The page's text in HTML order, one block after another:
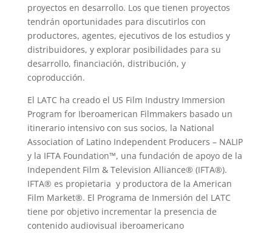
proyectos en desarrollo. Los que tienen proyectos
tendrán oportunidades para discutirlos con
productores, agentes, ejecutivos de los estudios y
distribuidores, y explorar posibilidades para su
desarrollo, financiación, distribución, y
coproducción.
El LATC ha creado el US Film Industry Immersion
Program for Iberoamerican Filmmakers basado un
itinerario intensivo con sus socios, la National
Association of Latino Independent Producers – NALIP
y la IFTA Foundation™, una fundación de apoyo de la
Independent Film & Television Alliance® (IFTA®).
IFTA® es propietaria y productora de la American
Film Market®. El Programa de Inmersión del LATC
tiene por objetivo incrementar la presencia de
contenido audiovisual iberoamericano